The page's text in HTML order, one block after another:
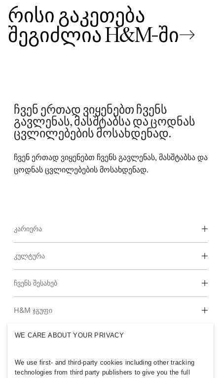
რისი გაკეთება
შეგიძლია H&M-ში→
ჩვენ ერთად ვიყენებთ ჩვენს
გავლენას, მასშტაბსა და ცოდნას
ცვლილებების მოსახდენად.
ჩვენ ერთად ვიყენებთ ჩვენს გავლენას, მასშტაბსა და
ცოდნას ცვლილებების მოსახდენად.
ᲙᲐᲠᲘᲔᲠᲐ
აღმოაჩინე ჩვენი სამუშაო სფერო
ᲙᲣᲚᲢᲣᲠᲐ
ჩვენი კულტურა და ბენეფიტები
ᲩᲕᲔᲜᲡ ᲨᲔᲡᲐᲮᲔᲑ
Ვინ ვართ ჩვენ
ინკლუზია და მრავალფეროვნება
H&M ᲯᲒᲣᲤᲘ
აღმოაჩინე ჯგუფი
WE CARE ABOUT YOUR PRIVACY
We use first- and third-party cookies including other tracking
technologies from third party publishers to give you the full